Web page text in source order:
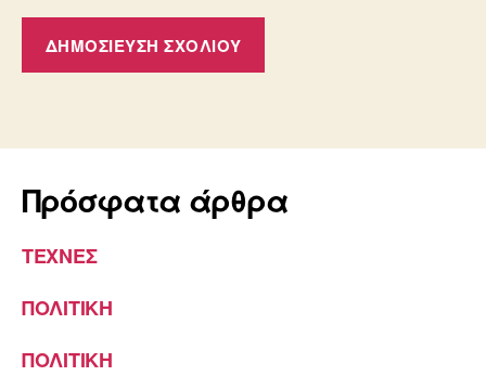
Πρόσφατα άρθρα
ΤΕΧΝΕΣ
ΠΟΛΙΤΙΚΗ
ΠΟΛΙΤΙΚΗ